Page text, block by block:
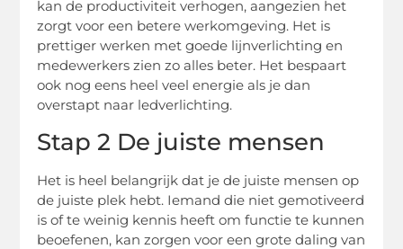
kan de productiviteit verhogen, aangezien het
zorgt voor een betere werkomgeving. Het is
prettiger werken met goede lijnverlichting en
medewerkers zien zo alles beter. Het bespaart
ook nog eens heel veel energie als je dan
overstapt naar ledverlichting.
Stap 2 De juiste mensen
Het is heel belangrijk dat je de juiste mensen op
de juiste plek hebt. Iemand die niet gemotiveerd
is of te weinig kennis heeft om functie te kunnen
beoefenen, kan zorgen voor een grote daling van